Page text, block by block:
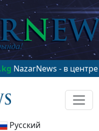
- в центре
Русский